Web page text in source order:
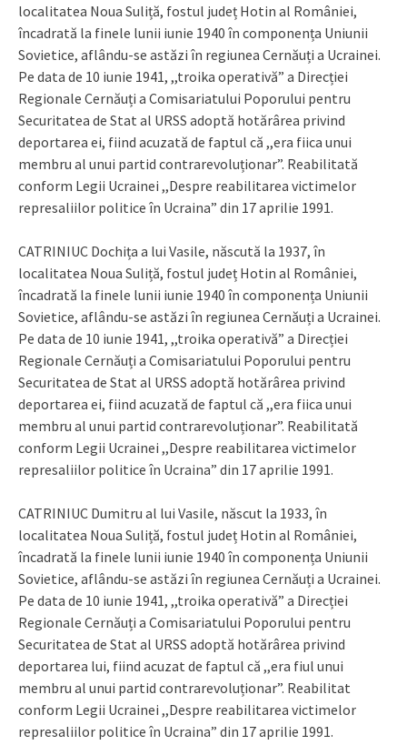
localitatea Noua Suliță, fostul județ Hotin al României,
încadrată la finele lunii iunie 1940 în componența Uniunii
Sovietice, aflându-se astăzi în regiunea Cernăuți a Ucrainei.
Pe data de 10 iunie 1941, ,,troika operativă” a Direcției
Regionale Cernăuți a Comisariatului Poporului pentru
Securitatea de Stat al URSS adoptă hotărârea privind
deportarea ei, fiind acuzată de faptul că ,,era fiica unui
membru al unui partid contrarevoluționar”. Reabilitată
conform Legii Ucrainei ,,Despre reabilitarea victimelor
represaliilor politice în Ucraina” din 17 aprilie 1991.
CATRINIUC Dochița a lui Vasile, născută la 1937, în
localitatea Noua Suliță, fostul județ Hotin al României,
încadrată la finele lunii iunie 1940 în componența Uniunii
Sovietice, aflându-se astăzi în regiunea Cernăuți a Ucrainei.
Pe data de 10 iunie 1941, ,,troika operativă” a Direcției
Regionale Cernăuți a Comisariatului Poporului pentru
Securitatea de Stat al URSS adoptă hotărârea privind
deportarea ei, fiind acuzată de faptul că ,,era fiica unui
membru al unui partid contrarevoluționar”. Reabilitată
conform Legii Ucrainei ,,Despre reabilitarea victimelor
represaliilor politice în Ucraina” din 17 aprilie 1991.
CATRINIUC Dumitru al lui Vasile, născut la 1933, în
localitatea Noua Suliță, fostul județ Hotin al României,
încadrată la finele lunii iunie 1940 în componența Uniunii
Sovietice, aflându-se astăzi în regiunea Cernăuți a Ucrainei.
Pe data de 10 iunie 1941, ,,troika operativă” a Direcției
Regionale Cernăuți a Comisariatului Poporului pentru
Securitatea de Stat al URSS adoptă hotărârea privind
deportarea lui, fiind acuzat de faptul că ,,era fiul unui
membru al unui partid contrarevoluționar”. Reabilitat
conform Legii Ucrainei ,,Despre reabilitarea victimelor
represaliilor politice în Ucraina” din 17 aprilie 1991.